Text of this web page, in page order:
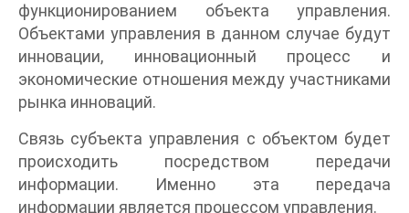
функционированием объекта управления.
Объектами управления в данном случае будут
инновации, инновационный процесс и
экономические отношения между участниками
рынка инноваций.
Связь субъекта управления с объектом будет
происходить посредством передачи
информации. Именно эта передача
информации является процессом управления.